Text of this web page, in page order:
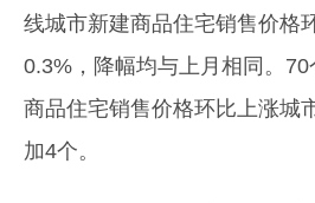
线城市新建商品住宅销售价格
0.3%，降幅均与上月相同。
商品住宅销售价格环比上涨城
加4个。